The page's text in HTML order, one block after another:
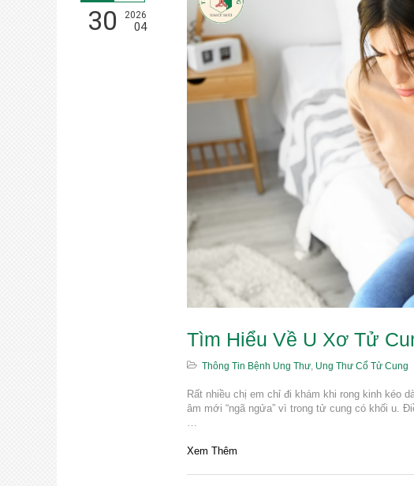
30 2026
04
Tìm Hiểu Về U Xơ Tử
Thông Tin Bệnh Ung Thư, Ung Thư Cổ Tử Cung
Rất nhiều chị em chỉ đi khám khi rong kinh kéo
âm mới “ngã ngửa” vì trong tử cung có khối u.
…
Xem Thêm